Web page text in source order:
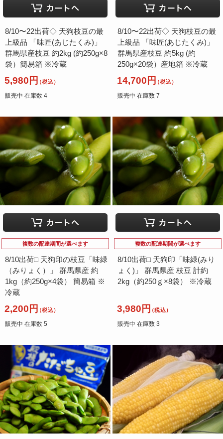
8/10〜22出荷◇ 天狗枝豆の最
上級品 「味匠(あじたくみ)」
群馬県産枝豆 約2kg (約250g×8
袋）簡易箱 ※冷蔵
5,980円（税込）
販売中 在庫数 4
8/10〜22出荷◇ 天狗枝豆の最
上級品 「味匠(あじたくみ)」
群馬県産枝豆 約5kg (約
250g×20袋）産地箱 ※冷蔵
14,700円（税込）
販売中 在庫数 7
複数の配達期間が選べます
8/10出荷□ 天狗印の枝豆「味緑
（みりょく）」 群馬県産 約
1kg（約250g×4袋） 簡易箱 ※
冷蔵
2,200円（税込）
販売中 在庫数 5
複数の配達期間が選べます
8/10出荷□ 天狗印「味緑(みり
ょく)」 群馬県産 枝豆 計約
2kg（約250ｇ×8袋） ※冷蔵
3,980円（税込）
販売中 在庫数 3